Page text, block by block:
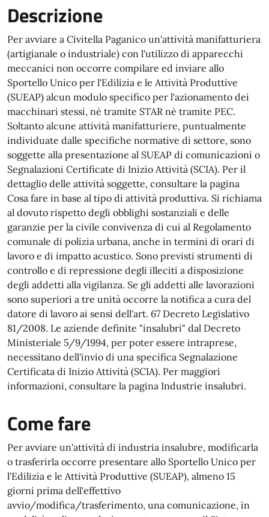
Descrizione
Per avviare a Civitella Paganico un'attività manifatturiera
(artigianale o industriale) con l'utilizzo di apparecchi
meccanici non occorre compilare ed inviare allo
Sportello Unico per l'Edilizia e le Attività Produttive
(SUEAP) alcun modulo specifico per l'azionamento dei
macchinari stessi, nè tramite STAR nè tramite PEC.
Soltanto alcune attività manifatturiere, puntualmente
individuate dalle specifiche normative di settore, sono
soggette alla presentazione al SUEAP di comunicazioni o
Segnalazioni Certificate di Inizio Attività (SCIA). Per il
dettaglio delle attività soggette, consultare la pagina
Cosa fare in base al tipo di attività produttiva. Si richiama
al dovuto rispetto degli obblighi sostanziali e delle
garanzie per la civile convivenza di cui al Regolamento
comunale di polizia urbana, anche in termini di orari di
lavoro e di impatto acustico. Sono previsti strumenti di
controllo e di repressione degli illeciti a disposizione
degli addetti alla vigilanza. Se gli addetti alle lavorazioni
sono superiori a tre unità occorre la notifica a cura del
datore di lavoro ai sensi dell'art. 67 Decreto Legislativo
81/2008. Le aziende definite "insalubri" dal Decreto
Ministeriale 5/9/1994, per poter essere intraprese,
necessitano dell'invio di una specifica Segnalazione
Certificata di Inizio Attività (SCIA). Per maggiori
informazioni, consultare la pagina Industrie insalubri.
Come fare
Per avviare un'attività di industria insalubre, modificarla
o trasferirla occorre presentare allo Sportello Unico per
l'Edilizia e le Attività Produttive (SUEAP), almeno 15
giorni prima dell'effettivo
avvio/modifica/trasferimento, una comunicazione, in